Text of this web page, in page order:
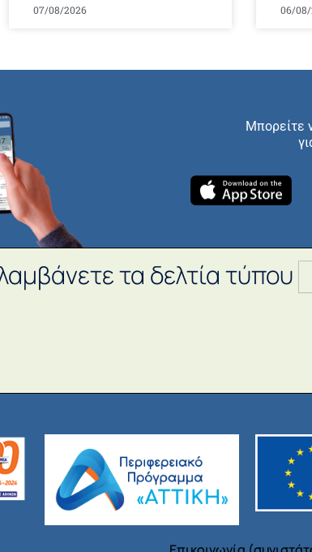
07/08/2026 06/
Μπορείτε
τα δελτία τύπου